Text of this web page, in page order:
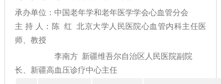
承办单位：中国老年学和老年医学学会心血管分会
主 持 人： 陈 红
北京大学人民医院心血管内科主任医
师、教授
李南方 新疆维吾尔自治区人民医院副院
长、新疆高血压诊疗中心主任